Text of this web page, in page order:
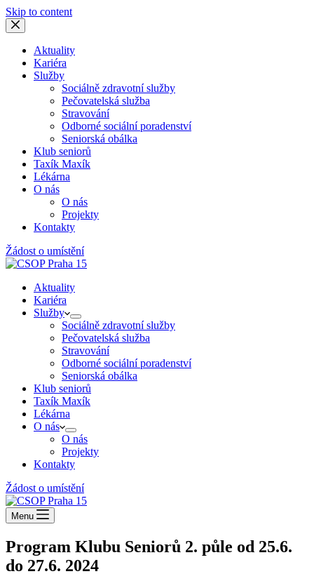
Skip to content
Aktuality
Kariéra
Služby
Sociálně zdravotní služby
Pečovatelská služba
Stravování
Odborné sociální poradenství
Seniorská obálka
Klub seniorů
Taxík Maxík
Lékárna
O nás
O nás
Projekty
Kontakty
Žádost o umístění
Aktuality
Kariéra
Služby
Sociálně zdravotní služby
Pečovatelská služba
Stravování
Odborné sociální poradenství
Seniorská obálka
Klub seniorů
Taxík Maxík
Lékárna
O nás
O nás
Projekty
Kontakty
Žádost o umístění
Menu
Program Klubu Seniorů 2. půle od 25.6.
do 27.6. 2024